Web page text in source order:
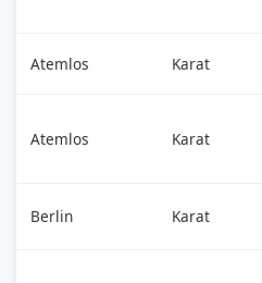
Atemlos Karat
Atemlos Karat
Berlin Karat